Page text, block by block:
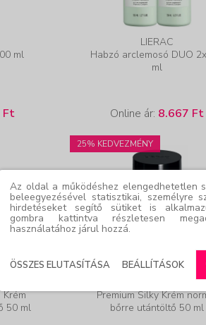
ml
Ft
LIERAC
Habzó arclemosó DUO
ml
Online ár: 8.667 Ft
Krém
50 ml
25% KEDVEZMÉNY
Premium Silky Krém
bőrre utántöltő 50 ml
Az oldal a működéshez elengedhetetlen
beleegyezésével statisztikai, személyre
hirdetéseket segítő sütiket is
gombra kattintva részletesen
használatához járul hozzá.
ÖSSZES ELUTASÍTÁSA BEÁLLÍTÁSOK